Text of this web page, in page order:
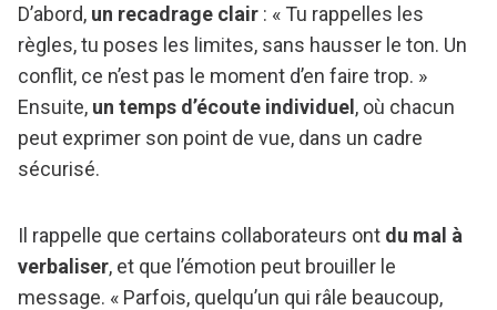
D’abord, un recadrage clair : « Tu rappelles les
règles, tu poses les limites, sans hausser le ton. Un
conflit, ce n’est pas le moment d’en faire trop. »
Ensuite, un temps d’écoute individuel, où chacun
peut exprimer son point de vue, dans un cadre
sécurisé.
Il rappelle que certains collaborateurs ont du mal à
verbaliser, et que l’émotion peut brouiller le
message. « Parfois, quelqu’un qui râle beaucoup,